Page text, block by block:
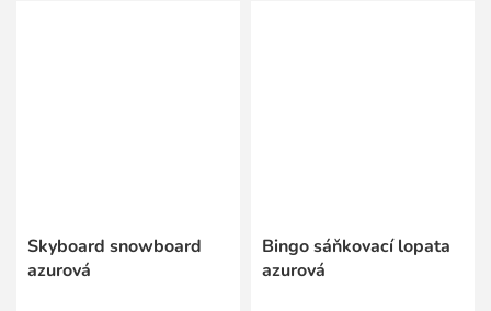
Skyboard snowboard
azurová
Bingo sáňkovací lopata
azurová